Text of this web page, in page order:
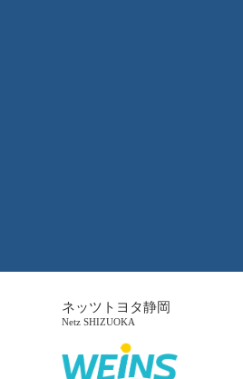
ネッツトヨタ静岡
Netz SHIZUOKA